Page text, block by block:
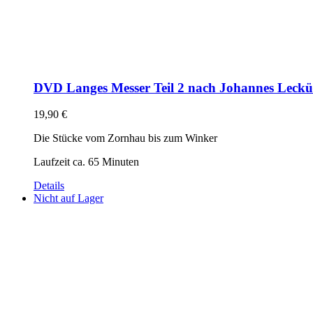
DVD Langes Messer Teil 2 nach Johannes
19,90 €
Die Stücke vom Zornhau bis zum Winker
Laufzeit ca. 65 Minuten
Details
Nicht auf Lager